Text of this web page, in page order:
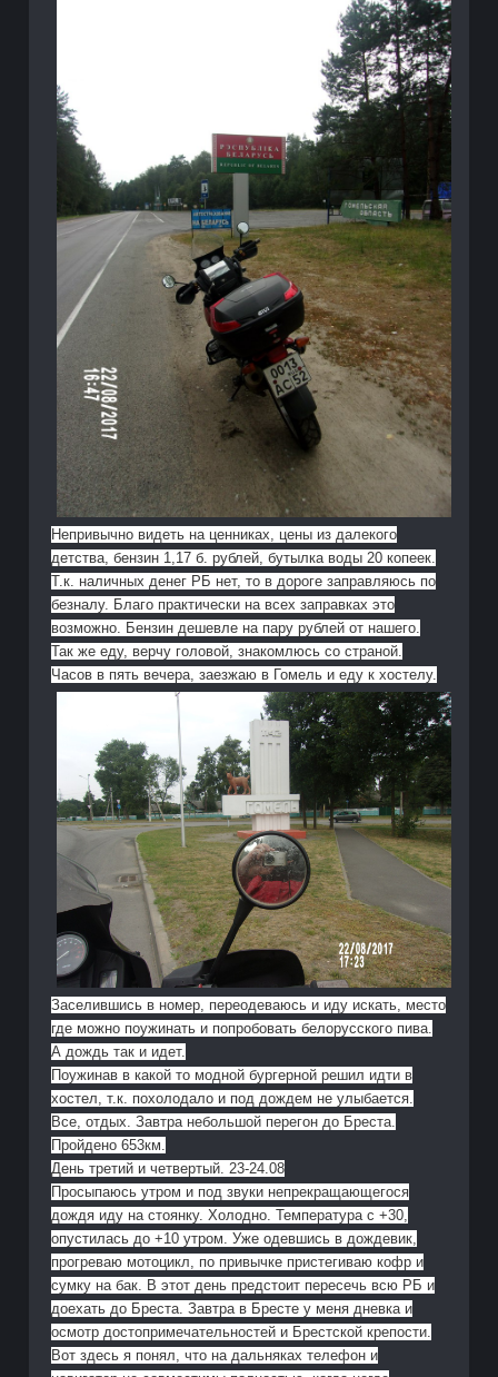
Непривычно видеть на ценниках, цены из далекого
детства, бензин 1,17 б. рублей, бутылка воды 20 копеек.
Т.к. наличных денег РБ нет, то в дороге заправляюсь по
безналу. Благо практически на всех заправках это
возможно. Бензин дешевле на пару рублей от нашего.
Так же еду, верчу головой, знакомлюсь со страной.
Часов в пять вечера, заезжаю в Гомель и еду к хостелу.
Заселившись в номер, переодеваюсь и иду искать, место
где можно поужинать и попробовать белорусского пива.
А дождь так и идет.
Поужинав в какой то модной бургерной решил идти в
хостел, т.к. похолодало и под дождем не улыбается.
Все, отдых. Завтра небольшой перегон до Бреста.
Пройдено 653км.
День третий и четвертый. 23-24.08
Просыпаюсь утром и под звуки непрекращающегося
дождя иду на стоянку. Холодно. Температура с +30,
опустилась до +10 утром. Уже одевшись в дождевик,
прогреваю мотоцикл, по привычке пристегиваю кофр и
сумку на бак. В этот день предстоит пересечь всю РБ и
доехать до Бреста. Завтра в Бресте у меня дневка и
осмотр достопримечательностей и Брестской крепости.
Вот здесь я понял, что на дальняках телефон и